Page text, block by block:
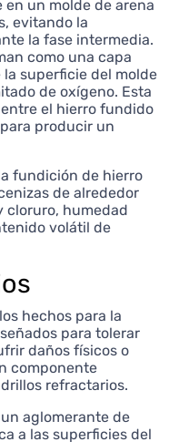
un molde de arena
evitando la
la fase intermedia.
como una capa
superficie del molde
de oxígeno. Esta
el hierro fundido
producir un
fundición de hierro
de alrededor
cloruro, humedad
volátil de
hechos para la
para tolerar
daños físicos o
componente
refractarios.
aglomerante de
a las superficies del